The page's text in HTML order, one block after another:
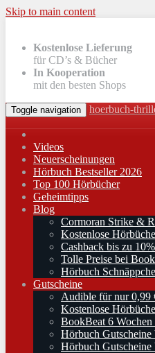
Skip to main content
Kostenlose Lieferung
für CD’s & Bücher
In Kooperation
mit den besten Shops
Toggle navigation hoerbuch-
Videos
Neuerscheinungen
Hörbuch Bestseller 2026
Top 100 Hörbücher
Geheimtipps
Blog
Cormoran Strike &
Kostenlose
Cashback bis zu 10%
Tolle Preise bei
Hörbuch
Gutscheine
Audible für nur 0,99
Kostenlose
BookBeat 6 Wochen
Hörbuch Gutscheine
Hörbuch Gutscheine